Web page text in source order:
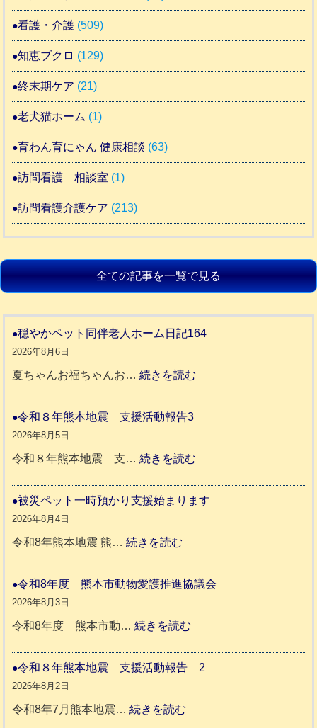
看護・介護 (509)
知恵ブクロ (129)
終末期ケア (21)
老犬猫ホーム (1)
育わん育にゃん 健康相談 (63)
訪問看護 相談室 (1)
訪問看護介護ケア (213)
全ての記事を一覧で見る
穏やかペット同伴老人ホーム日記164
2026年8月6日
夏ちゃんお福ちゃんお…続きを読む
ト
人
ホ
日
記
令和８年熊本地震 支援活動報告3
2026年8月5日
令和８年熊本地震 支…続きを読む
和
本
支
被災ペット一時預かり支援始まります
2026年8月4日
令和8年熊本地震 熊…続きを読む
災
ッ
一
令和8年度 熊本市動物愛護推進協議会
2026年8月3日
令和8年度 熊本市動…続きを読む
和
令和８年熊本地震 支援活動報告 2
2026年8月2日
令和8年7月熊本地震…続きを読む